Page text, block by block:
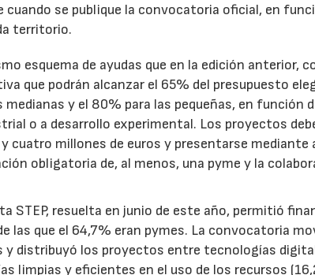
se publique la convocatoria oficial, en
territorio.
esquema de ayudas que en la edición anterior,
que podrán alcanzar el 65% del presupuesto
medianas y el 80% para las pequeñas, en función
o a desarrollo experimental. Los proyectos
cuatro millones de euros y presentarse mediante
obligatoria de, al menos, una pyme y la
STEP, resuelta en junio de este año, permitió
las que el 64,7% eran pymes. La convocatoria
y distribuyó los proyectos entre tecnologías
limpias y eficientes en el uso de los recursos